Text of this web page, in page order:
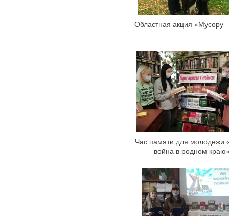
Областная акция «Мусору
Час памяти для молодежи
война в родном